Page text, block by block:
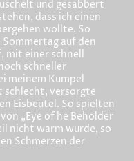
und gesabbert
dass ich einen
wollte. So
auf den
mit einer schnell
schneller
meinem Kumpel
schlecht, versorgte
Eisbeutel. So spielten
„Eye of he Beholder
nicht warm wurde, so
Schmerzen der